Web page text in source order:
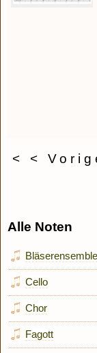
< <
Alle Noten
Bläserensemble
Cello
Chor
Fagott